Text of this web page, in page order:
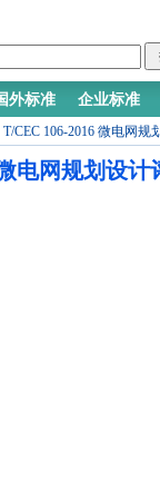
外标准 企业标准
T/CEC 106-2016 微电网规
电网规划设计